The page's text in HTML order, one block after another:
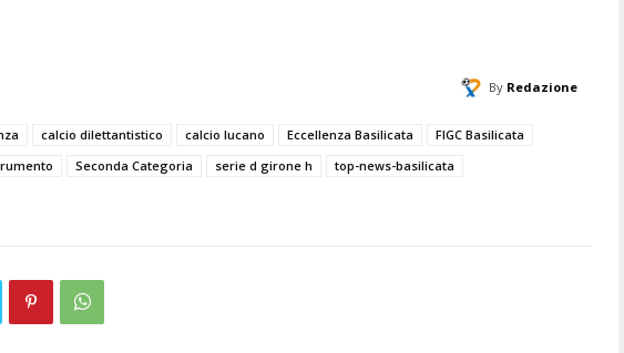
By Redazione
calcio dilettantistico calcio lucano Eccellenza Basilicata
FIGC Basilicata
Seconda Categoria serie d girone h
top-news-basilicata